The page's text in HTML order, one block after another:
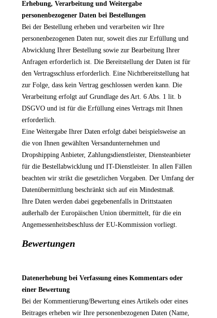
Erhebung, Verarbeitung und Weitergabe
personenbezogener Daten bei Bestellungen
Bei der Bestellung erheben und verarbeiten wir Ihre
personenbezogenen Daten nur, soweit dies zur Erfüllung und
Abwicklung Ihrer Bestellung sowie zur Bearbeitung Ihrer
Anfragen erforderlich ist. Die Bereitstellung der Daten ist für
den Vertragsschluss erforderlich. Eine Nichtbereitstellung hat
zur Folge, dass kein Vertrag geschlossen werden kann. Die
Verarbeitung erfolgt auf Grundlage des Art. 6 Abs. 1 lit. b
DSGVO und ist für die Erfüllung eines Vertrags mit Ihnen
erforderlich.
Eine Weitergabe Ihrer Daten erfolgt dabei beispielsweise an
die von Ihnen gewählten Versandunternehmen und
Dropshipping Anbieter, Zahlungsdienstleister, Diensteanbieter
für die Bestellabwicklung und IT-Dienstleister. In allen Fällen
beachten wir strikt die gesetzlichen Vorgaben. Der Umfang der
Datenübermittlung beschränkt sich auf ein Mindestmaß.
Ihre Daten werden dabei gegebenenfalls in Drittstaaten
außerhalb der Europäischen Union übermittelt, für die ein
Angemessenheitsbeschluss der EU-Kommission vorliegt.
Bewertungen
Datenerhebung bei Verfassung eines Kommentars oder
einer Bewertung
Bei der Kommentierung/Bewertung eines Artikels oder eines
Beitrages erheben wir Ihre personenbezogenen Daten (Name,